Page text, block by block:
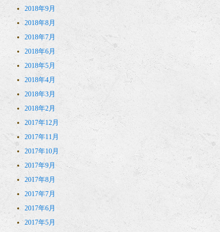
2018年9月
2018年8月
2018年7月
2018年6月
2018年5月
2018年4月
2018年3月
2018年2月
2017年12月
2017年11月
2017年10月
2017年9月
2017年8月
2017年7月
2017年6月
2017年5月